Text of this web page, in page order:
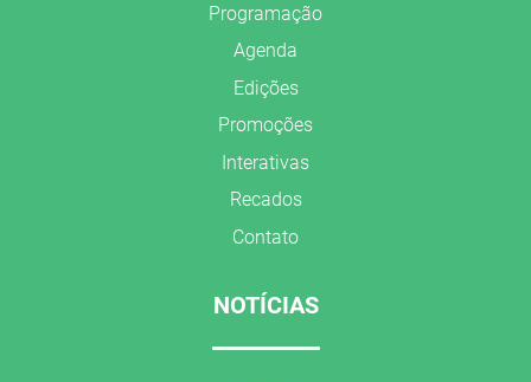
Programação
Agenda
Edições
Promoções
Interativas
Recados
Contato
NOTÍCIAS